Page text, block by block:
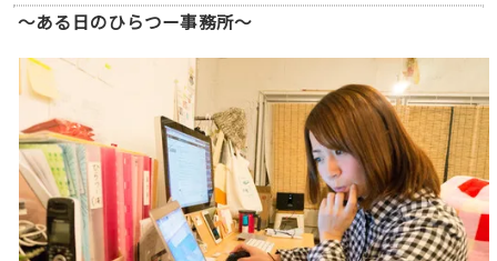
〜ある日のひらつー事務所〜